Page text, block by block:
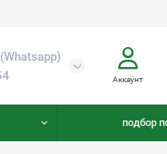
Аккаунт
подбор